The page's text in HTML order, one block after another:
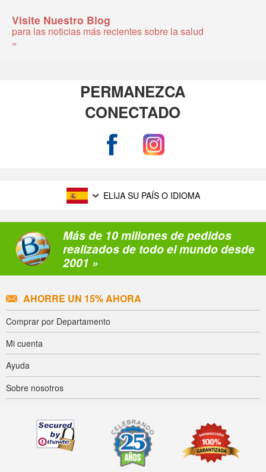
Visite Nuestro Blog
para las noticias más recientes sobre la salud
»
PERMANEZCA
CONECTADO
ELIJA SU PAÍS O IDIOMA
Más de 10 millones de pedidos
realizados de todo el mundo desde
2001 »
AHORRE UN 15% AHORA
Comprar por Departamento
Mi cuenta
Ayuda
Sobre nosotros